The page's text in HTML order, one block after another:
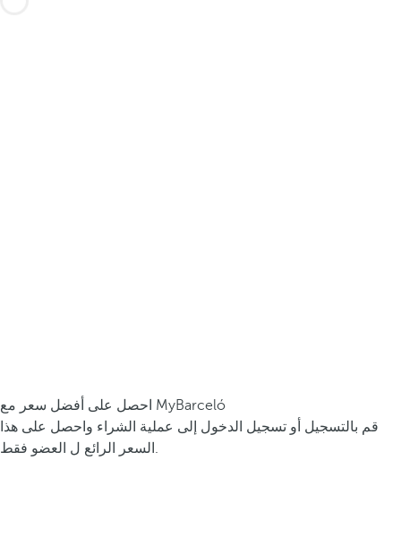
احصل على أفضل سعر مع MyBarceló
قم بالتسجيل أو تسجيل الدخول إلى عملية الشراء واحصل على هذا
السعر الرائع ل العضو فقط.